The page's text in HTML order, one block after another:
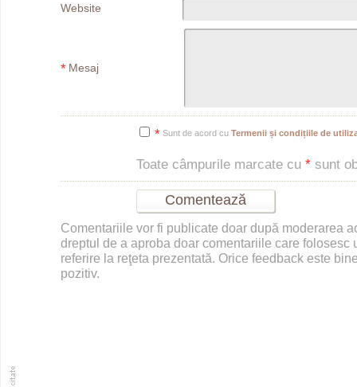
Website
* Mesaj
* Sunt de acord cu Termenii și condițiile de
Toate câmpurile marcate cu * sunt
Comentariile vor fi publicate doar după moderarea
dreptul de a aproba doar comentariile care folosesc
referire la reţeta prezentată. Orice feedback este
pozitiv.